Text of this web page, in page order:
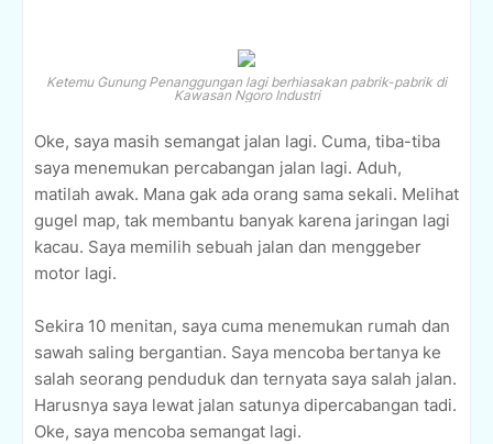
Ketemu Gunung Penanggungan lagi berhiasakan pabrik-pabrik di
Kawasan Ngoro Industri
Oke, saya masih semangat jalan lagi. Cuma, tiba-tiba
saya menemukan percabangan jalan lagi. Aduh,
matilah awak. Mana gak ada orang sama sekali. Melihat
gugel map, tak membantu banyak karena jaringan lagi
kacau. Saya memilih sebuah jalan dan menggeber
motor lagi.
Sekira 10 menitan, saya cuma menemukan rumah dan
sawah saling bergantian. Saya mencoba bertanya ke
salah seorang penduduk dan ternyata saya salah jalan.
Harusnya saya lewat jalan satunya dipercabangan tadi.
Oke, saya mencoba semangat lagi.